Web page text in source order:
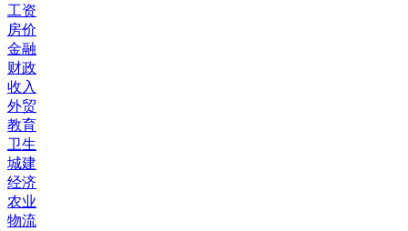
工资
房价
金融
财政
收入
外贸
教育
卫生
城建
经济
农业
物流